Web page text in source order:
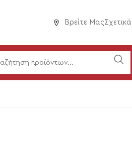
Βρείτε ΜαςΣχετικά